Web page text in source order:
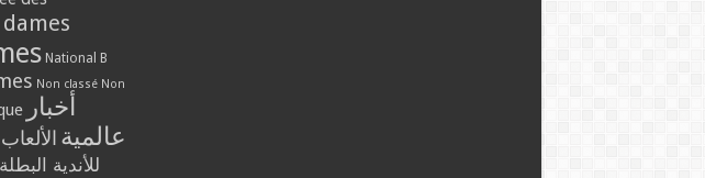
National B
Non classé Non
أخبار
عالمية
للأندية البطلة